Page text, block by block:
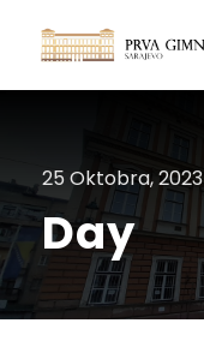
25 Oktobra, 2023
Day